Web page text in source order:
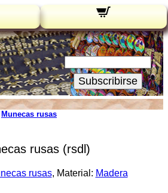
Novedades:
Su Email:
Subscribirse
Munecas rusas
rusas (rsdl)
rusas, Material: Madera